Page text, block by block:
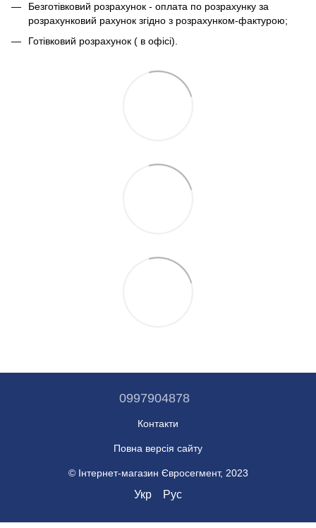
Безготівковий розрахунок - оплата по розрахунку за
розрахунковий рахунок згідно з розрахунком-фактурою;
Готівковий розрахунок ( в офісі).
0997904878
Контакти
Повна версія сайту
© Інтернет-магазин Євросегмент, 2023
Укр Рус